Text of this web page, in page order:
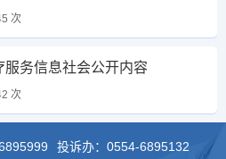
次
务信息社会公开内容
次
投诉办： 0554-6895132